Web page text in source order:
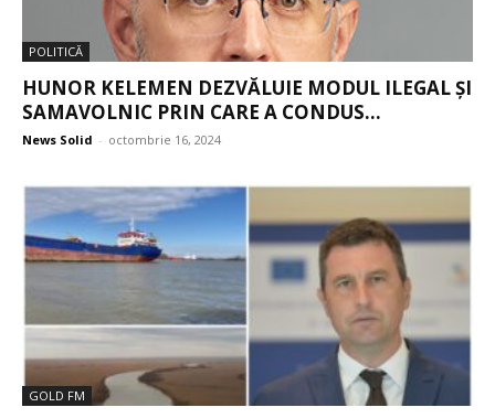
POLITICĂ
HUNOR KELEMEN DEZVĂLUIE MODUL ILEGAL ȘI
SAMAVOLNIC PRIN CARE A CONDUS...
News Solid - octombrie 16, 2024
GOLD FM